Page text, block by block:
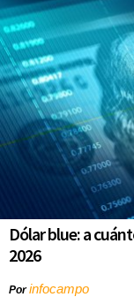
Dólar blue: a
2026
Porinfocampo